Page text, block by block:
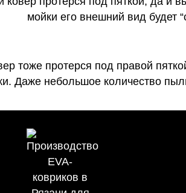
мойки его внешний вид будет
тоже протерся под правой
Даже небольшое количество